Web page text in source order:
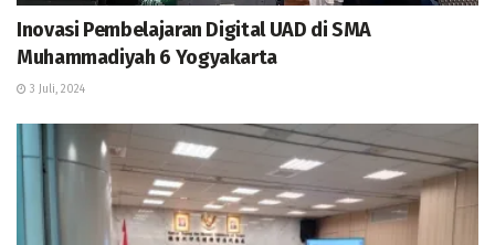
Inovasi Pembelajaran Digital UAD di SMA
Muhammadiyah 6 Yogyakarta
3 Juli, 2024